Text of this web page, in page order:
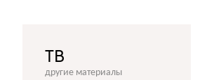
ТВ
другие материалы